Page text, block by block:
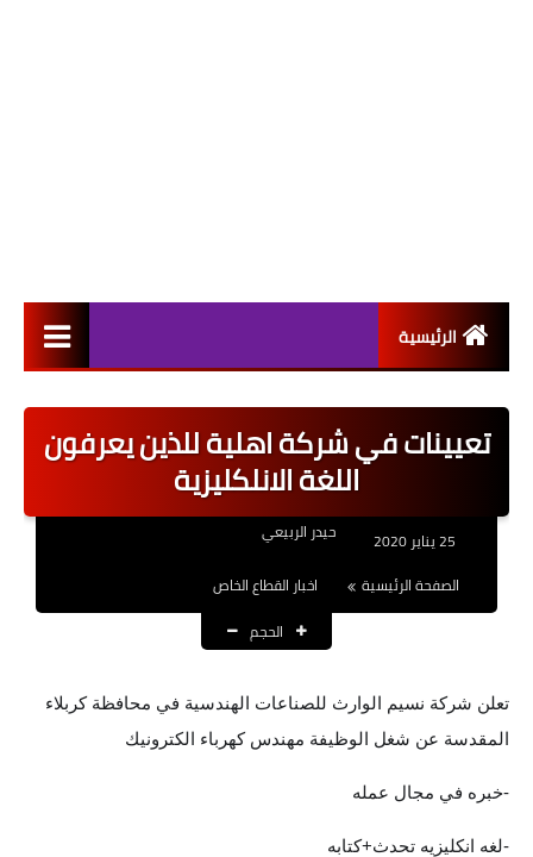
الرئيسية
اخبار القطاع العام
اخبار القطاع الخاص
العقود والاجور اليومية
الرواتب
تعيينات في شركة اهلية للذين يعرفون
اللغة الانلكليزية
حيدر الربيعي
الصفحة الرئيسية
اخبار القطاع الخاص
الحجم
تعلن شركة نسيم الوارث للصناعات الهندسية في محافظة كربلاء
المقدسة عن شغل الوظيفة مهندس كهرباء الكترونيك
-خبره في مجال عمله
-لغه انكليزيه تحدث+كتابه